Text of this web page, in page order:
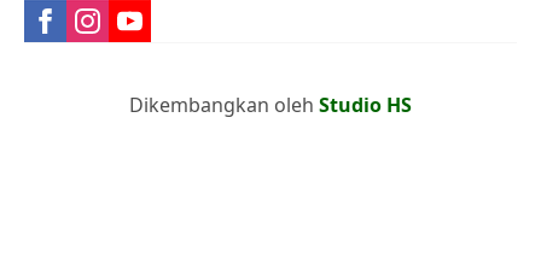
Dikembangkan oleh Studio HS